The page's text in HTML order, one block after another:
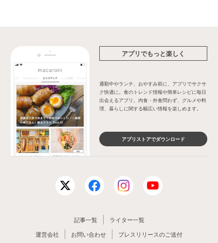
アプリでもっと楽しく
通勤中やランチ、おやすみ前に、アプリでサクサ
ク快適に。食のトレンド情報や簡単レシピに毎日
出会えるアプリ。内食・外食問わず、グルメや料
理、暮らしに関する幅広い情報を楽しめます。
アプリストアでダウンロード
記事一覧
ライター一覧
運営会社
お問い合わせ プレスリリースのご送付